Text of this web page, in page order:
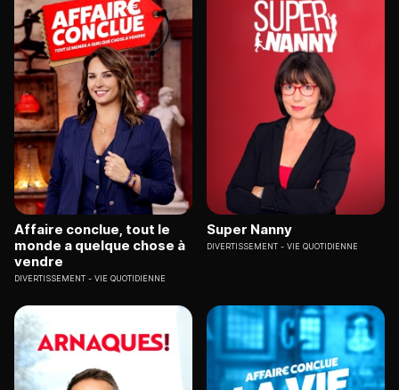
Affaire conclue, tout le
monde a quelque chose à
vendre
DIVERTISSEMENT VIE QUOTIDIENNE
Super Nanny
DIVERTISSEMENT VIE QUOTIDIENNE